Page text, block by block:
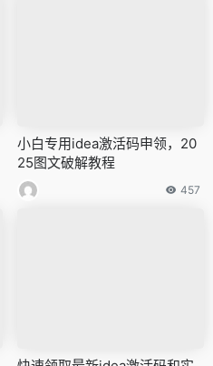
小白专用idea激活码申领，20
25图文破解教程
457